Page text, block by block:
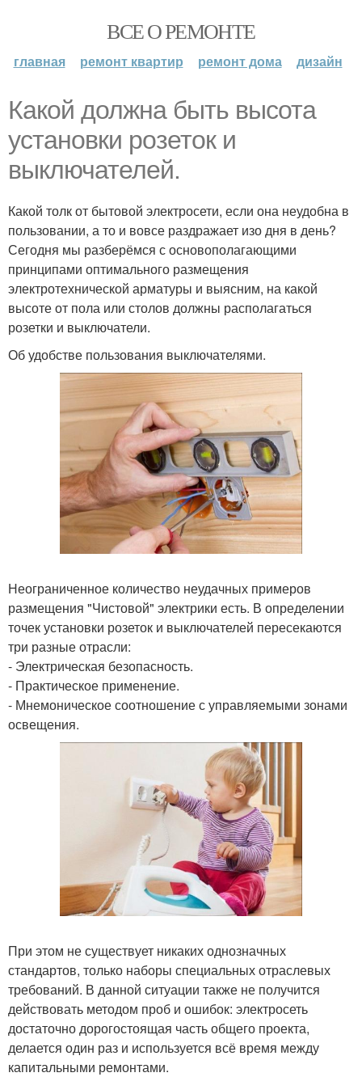
ВСЕ О РЕМОНТЕ
главная ремонт квартир ремонт дома дизайн
Какой должна быть высота
установки розеток и
выключателей.
Какой толк от бытовой электросети, если она неудобна в
пользовании, а то и вовсе раздражает изо дня в день?
Сегодня мы разберёмся с основополагающими
принципами оптимального размещения
электротехнической арматуры и выясним, на какой
высоте от пола или столов должны располагаться
розетки и выключатели.
Об удобстве пользования выключателями.
Неограниченное количество неудачных примеров
размещения "Чистовой" электрики есть. В определении
точек установки розеток и выключателей пересекаются
три разные отрасли:
- Электрическая безопасность.
- Практическое применение.
- Мнемоническое соотношение с управляемыми зонами
освещения.
При этом не существует никаких однозначных
стандартов, только наборы специальных отраслевых
требований. В данной ситуации также не получится
действовать методом проб и ошибок: электросеть
достаточно дорогостоящая часть общего проекта,
делается один раз и используется всё время между
капитальными ремонтами.